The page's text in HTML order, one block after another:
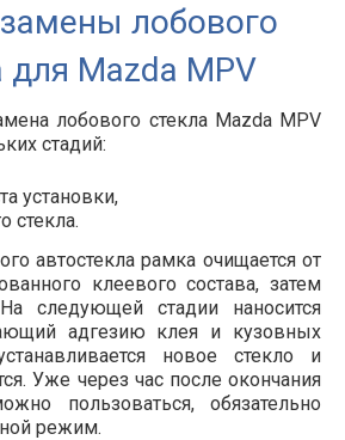
лобового
для Mazda MPV
лобового стекла Mazda MPV
стадий:
установки,
стекла.
автостекла рамка очищается от
клеевого состава, затем
следующей стадии наносится
адгезию клея и кузовных
новое стекло и
Уже через час после окончания
пользоваться, обязательно
режим.